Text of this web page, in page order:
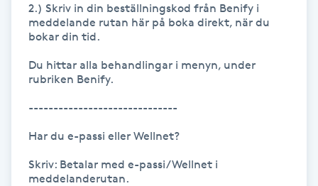
Hot Stone Massage
Hot yoga
Huduppstramning
Hudvård
2.) Skriv in din beställningskod från Benify i
meddelande rutan här på boka direkt, när du
bokar din tid.
Du hittar alla behandlingar i menyn, under
rubriken Benify.
------------------------------
Har du e-passi eller Wellnet?
Skriv: Betalar med e-passi/Wellnet i
meddelanderutan.